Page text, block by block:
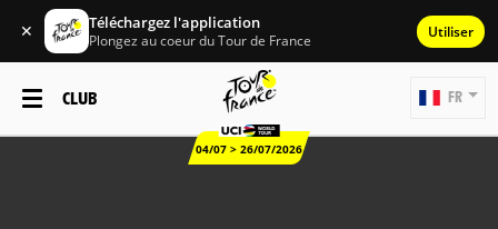
✕ Téléchargez l'application
Plongez au coeur du Tour de France Utiliser
CLUB
04/07 > 26/07/2026
FR